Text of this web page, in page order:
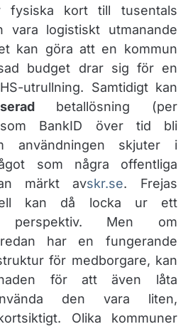
fysiska kort till tusentals
vara logistiskt utmanande
kan göra att en kommun
budget drar sig för en
utrullning. Samtidigt kan
betallösning (per
som BankID över tid bli
användningen skjuter i
som några offentliga
märkt av​skr.se. Frejas
kan då locka ur ett
perspektiv. Men om
har en fungerande
för medborgare, kan
för att även låta
den vara liten,
Olika kommuner